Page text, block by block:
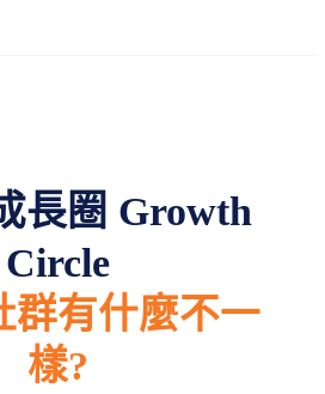
長圈 Growth
Circle
群有什麼不一
樣?